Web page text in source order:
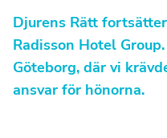
Djurens Rätt
Radisson Hotel
Göteborg, där vi
ansvar för hönorna.